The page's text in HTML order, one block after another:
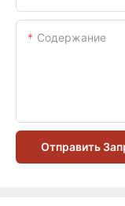
Содержание
Отправить